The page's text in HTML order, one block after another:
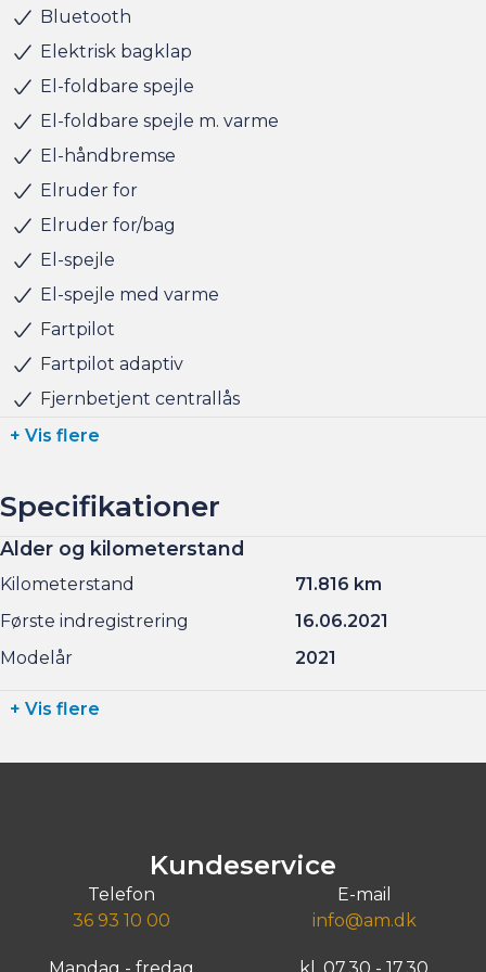
Har du behov for et billån, så kan vi hjælpe med
finansiering til markedets bedste priser og vilkår, og vi
tager naturligvis også gerne din nuværende bil i bytte,
hvis du har behov for at få afsat den.
Vi ses i Søborg
Bluetooth
Elektrisk bagklap
El-foldbare spejle
El-foldbare spejle m. varme
El-håndbremse
Elruder for
Elruder for/bag
El-spejle
El-spejle med varme
Fartpilot
Fartpilot adaptiv
Fjernbetjent centrallås
+ Vis flere
Specifikationer
Alder og kilometerstand
Kilometerstand
71.816 km
Første indregistrering
16.06.2021
Modelår
2021
+ Vis flere
Kundeservice
Telefon
36 93 10 00
E-mail
info@am.dk